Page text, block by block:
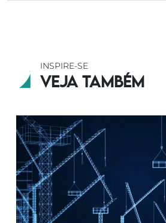
INSPIRE-SE
Veja também